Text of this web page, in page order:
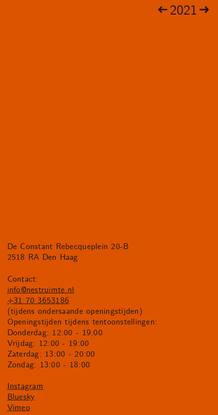
2021
De Constant Rebecqueplein 20-B
2518 RA Den Haag
Contact:
info@nestruimte.nl
+31 70 3653186
(tijdens ondersaande openingstijden)
Openingstijden tijdens tentoonstellingen:
Donderdag: 12:00 - 19:00
Vrijdag: 12:00 - 19:00
Zaterdag: 13:00 - 20:00
Zondag: 13:00 - 18:00
Instagram
Bluesky
Vimeo